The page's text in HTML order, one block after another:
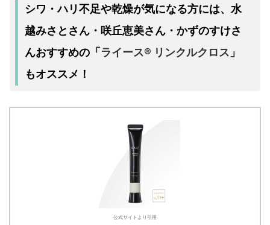
シワ・ハリ不足や乾燥が気になる方には、水
越みさとさん・咲丘恵美さん・かずのすけさ
んおすすめの 「 ライース® リンクルクロス 」
もオススメ！
公式サイトより引用